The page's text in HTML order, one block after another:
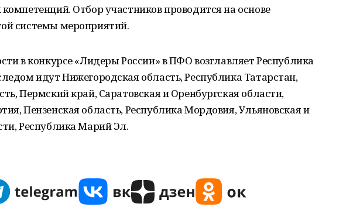
Отбор участников проводится на основе
системы мероприятий.
в конкурсе «Лидеры России» в ПФО возглавляет Республика
идут Нижегородская область, Республика Татарстан,
Пермский край, Саратовская и Оренбургская области,
Пензенская область, Республика Мордовия, Ульяновская и
Республика Марий Эл.